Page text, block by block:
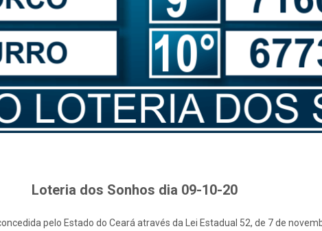
Loteria dos Sonhos dia 09-10-20
pelo Estado do Ceará através da Lei Estadual 52, de 7 de